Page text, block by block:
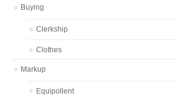
Buying
Clerkship
Clothes
Markup
Equipollent